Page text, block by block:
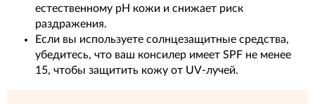
естественному pH кожи и снижает риск
раздражения.
Если вы используете солнцезащитные средства,
убедитесь, что ваш консилер имеет SPF не менее
15, чтобы защитить кожу от UV-лучей.